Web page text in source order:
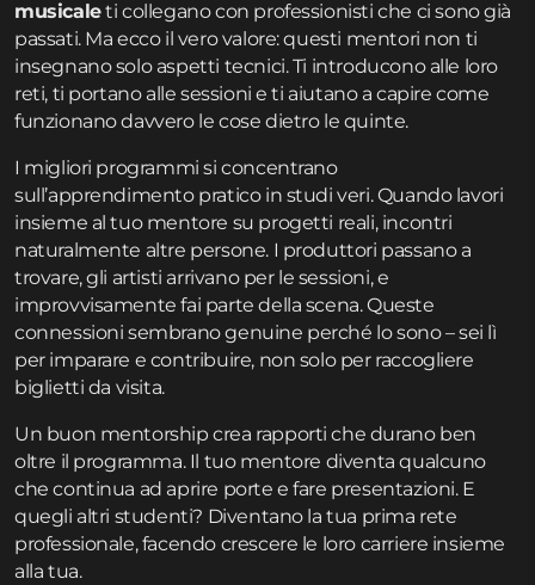
musicaleti collegano con professionisti che ci sono già
passati. Ma ecco il vero valore: questi mentori non ti
insegnano solo aspetti tecnici. Ti introducono alle loro
reti, ti portano alle sessioni e ti aiutano a capire come
funzionano davvero le cose dietro le quinte.
I migliori programmi si concentrano
sull’apprendimento pratico in studi veri. Quando lavori
insieme al tuo mentore su progetti reali, incontri
naturalmente altre persone. I produttori passano a
trovare, gli artisti arrivano per le sessioni, e
improvvisamente fai parte della scena. Queste
connessioni sembrano genuine perché lo sono – sei lì
per imparare e contribuire, non solo per raccogliere
biglietti da visita.
Un buon mentorship crea rapporti che durano ben
oltre il programma. Il tuo mentore diventa qualcuno
che continua ad aprire porte e fare presentazioni. E
quegli altri studenti? Diventano la tua prima rete
professionale, facendo crescere le loro carriere insieme
alla tua.